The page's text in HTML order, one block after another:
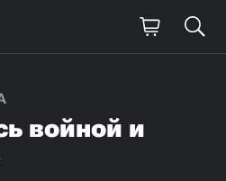
войной и
работу!